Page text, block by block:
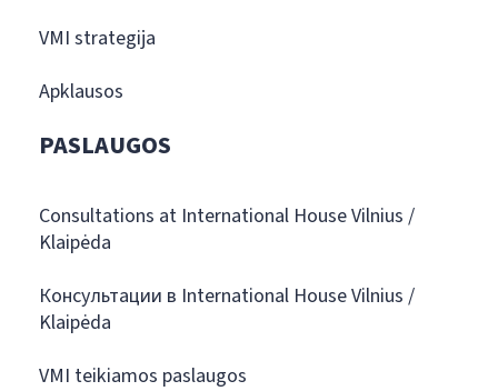
VMI strategija
Apklausos
PASLAUGOS
Consultations at International House Vilnius /
Klaipėda
Консультации в International House Vilnius /
Klaipėda
VMI teikiamos paslaugos